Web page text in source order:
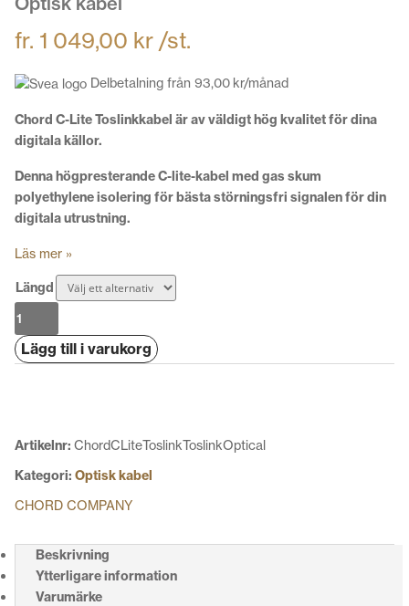
fr. 1 049,00 kr /st.
Delbetalning från 93,00 kr/månad
Chord C-Lite Toslinkkabel är av väldigt hög kvalitet för dina
digitala källor.
Denna högpresterande C-lite-kabel med gas skum
polyethylene isolering för bästa störningsfri signalen för din
digitala utrustning.
Läs mer »
Längd
Chord
C-
Lite
mängd
Lägg till i varukorg
Artikelnr: ChordCLiteToslinkToslinkOptical
Kategori: Optisk kabel
CHORD COMPANY
Beskrivning
Ytterligare information
Varumärke